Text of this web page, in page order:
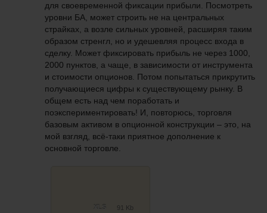
для своевременной фиксации прибыли. Посмотреть
уровни БА, может строить не на центральных
страйках, а возле сильных уровней, расширяя таким
образом стренгл, но и удешевляя процесс входа в
сделку. Может фиксировать прибыль не через 1000,
2000 пунктов, а чаще, в зависимости от инструмента
и стоимости опционов. Потом попытаться прикрутить
получающиеся цифры к существующему рынку. В
общем есть над чем поработать и
поэкспериментировать! И, повторюсь, торговля
базовым активом в опционной конструкции – это, на
мой взгляд, всё-таки приятное дополнение к
основной торговле.
91 Kb
XLS